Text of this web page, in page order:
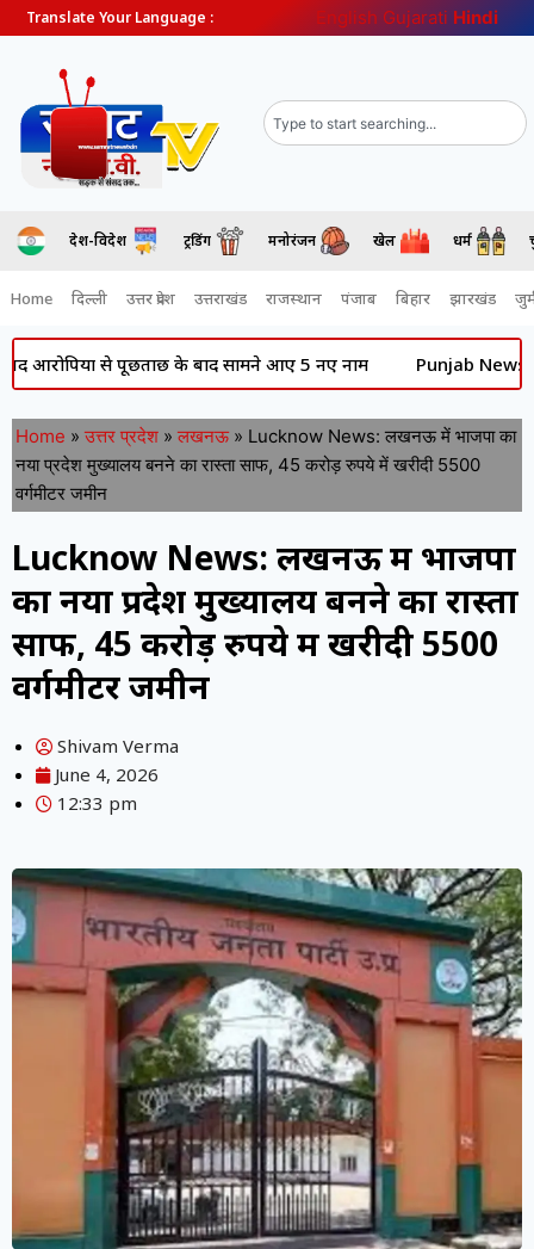
Translate Your Language : English Gujarati Hindi
देश-विदेश ट्रेंडिंग मनोरंजन खेल धर्म
Home दिल्ली उत्तर प्रदेश उत्तराखंड राजस्थान पंजाब बिहार झारखंड
से पूछताछ के बाद सामने आए 5 नए नाम Punjab News: की
Home » उत्तर प्रदेश » लखनऊ » Lucknow News: लखनऊ में भाजपा का
नया प्रदेश मुख्यालय बनने का रास्ता साफ, 45 करोड़ रुपये में खरीदी 5500
वर्गमीटर जमीन
Lucknow News: लखनऊ में भाजपा
का नया प्रदेश मुख्यालय बनने का रास्ता
साफ, 45 करोड़ रुपये में खरीदी 5500
वर्गमीटर जमीन
Shivam Verma
June 4, 2026
12:33 pm